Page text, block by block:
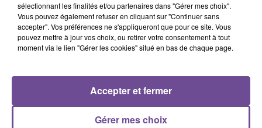
CORNEILLE FEAT VITAA
Ensemble
MANON LISA
Le Petit Peìcheur
OFENBACH FEAT.
NORMA JEAN MARTINE
Overdrive
Cet élément est masqué compte-tenu du refus du
dépôt de cookies que vous avez exprimé. Si vous
sélectionnant les finalités et/ou partenaires dans "Gérer mes choix".
Vous pouvez également refuser en cliquant sur "Continuer sans
accepter". Vos préférences ne s'appliqueront que pour ce site. Vous
pouvez mettre à jour vos choix, ou retirer votre consentement à tout
moment via le lien "Gérer les cookies" situé en bas de chaque page.
Gérer mes choix
Accepter et fermer